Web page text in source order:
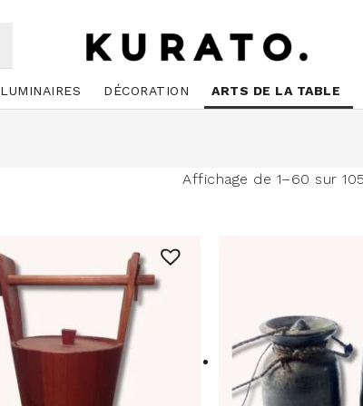
LUMINAIRES DÉCORATION ARTS DE LA TABLE
Affichage de 1–60 sur